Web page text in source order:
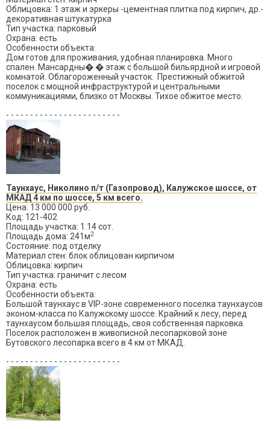
Облицовка: 1 этаж и эркеры -цементная плитка под кирпич, др.-
декоративная штукатурка
Тип участка: парковый
Охрана: есть
Особенности объекта:
Дом готов для проживания, удобная планировка. Много
спален. Мансардны� � этаж с большой бильярдной и игровой
комнатой. Облагороженный участок. Престижный обжитой
поселок с мощной инфраструктурой и центральными
коммуникациями, близко от Москвы. Тихое обжитое место.
- - - - - - - - - - - - - - - - - - - - - - - -
Таунхаус, Николино п/т (Газопровод), Калужское шоссе, от
МКАД 4 км по шоссе, 5 км всего.
Цена: 13 000 000 руб.
Код: 121-402
Площадь участка: 1.14 сот.
Площадь дома: 241м2
Состояние: под отделку
Материал стен: блок облицован кирпичом
Облицовка: кирпич
Тип участка: граничит с лесом
Охрана: есть
Особенности объекта:
Большой таунхаус в VIP-зоне современного поселка таунхаусов
эконом-класса по Калужскому шоссе. Крайний к лесу, перед
таунхаусом большая площадь, своя собственная парковка.
Поселок расположен в живописной лесопарковой зоне
Бутовского лесопарка всего в 4 км от МКАД.
- - - - - - - - - - - - - - - - - - - - - - - -